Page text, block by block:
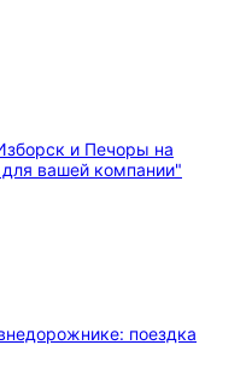
поездка